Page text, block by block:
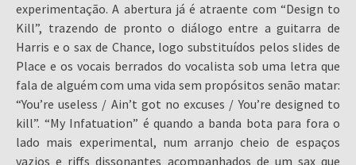
experimentação. A abertura já é atraente com “Design to
Kill”, trazendo de pronto o diálogo entre a guitarra de
Harris e o sax de Chance, logo substituídos pelos slides de
Place e os vocais berrados do vocalista sob uma letra que
fala de alguém com uma vida sem propósitos senão matar:
“You’re useless / Ain’t got no excuses / You’re designed to
kill”. “My Infatuation” é quando a banda bota para fora o
lado mais experimental, num arranjo cheio de espaços
vazios e riffs dissonantes acompanhados de um sax que